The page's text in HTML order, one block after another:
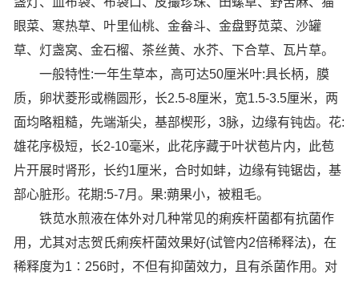
眼菜、寒热草、叶里仙桃、金畚斗、金盘野苋菜、沙罐
草、灯盏窝、金石榴、茶丝黄、水芥、下合草、瓦片草。
一般特性:一年生草本，高可达50厘米叶:具长柄，膜
质，卵状菱形或椭圆形，长2.5-8厘米，宽1.5-3.5厘米，两
面均略粗糙，先端渐尖，基部楔形，3脉，边缘有钝齿。花:
雄花序极短，长2-10毫米，此花序藏于叶状苞片内，此苞
片开展时肾形，长约1厘米，合时如蚌，边缘有钝锯齿，基
部心脏形。花期:5-7月。果:蒴果小，被粗毛。
铁苋水煎液在体外对几种常见的痢疾杆菌都有抗菌作
用，尤其对志贺氏痢疾杆菌效果好(试管内2倍稀释法)，在
稀释度为1∶256时，不但有抑菌效力，且有杀菌作用。对